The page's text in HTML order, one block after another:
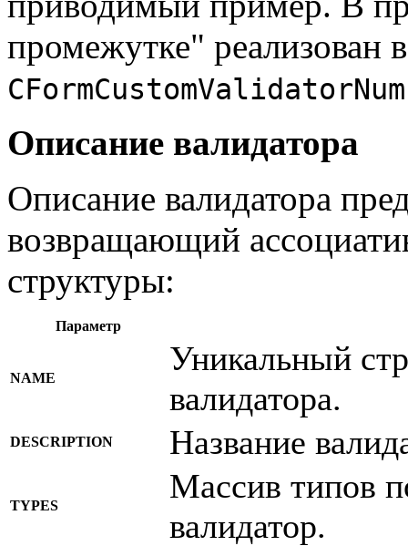
промежутке" реализован
Описание валидатора
Описание валидатора
возвращающий
структуры:
Параметр
NAME
Уникальный
валидатора.
DESCRIPTION Название
TYPES
Массив типов
валидатор.